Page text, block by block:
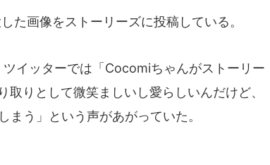
た画像をストーリーズに投稿している。
イッターでは「Cocomiちゃんがストーリー
りとして微笑ましいし愛らしいんだけど、
う」という声があがっていた。